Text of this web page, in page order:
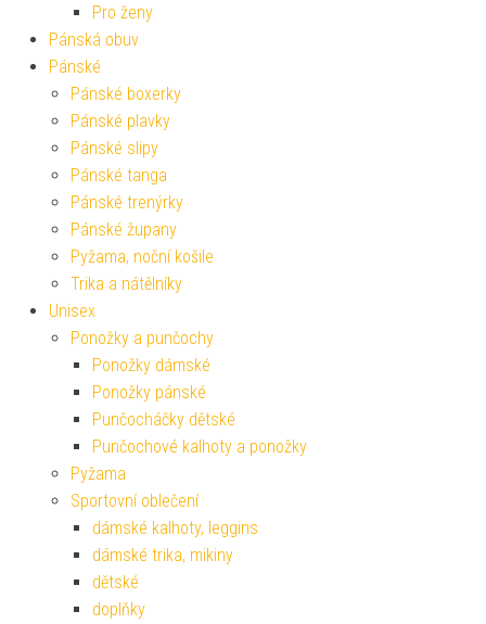
Pro ženy
Pánská obuv
Pánské
Pánské boxerky
Pánské plavky
Pánské slipy
Pánské tanga
Pánské trenýrky
Pánské župany
Pyžama, noční košile
Trika a nátělníky
Unisex
Ponožky a punčochy
Ponožky dámské
Ponožky pánské
Punčocháčky dětské
Punčochové kalhoty a ponožky
Pyžama
Sportovní oblečení
dámské kalhoty, leggins
dámské trika, mikiny
dětské
doplňky